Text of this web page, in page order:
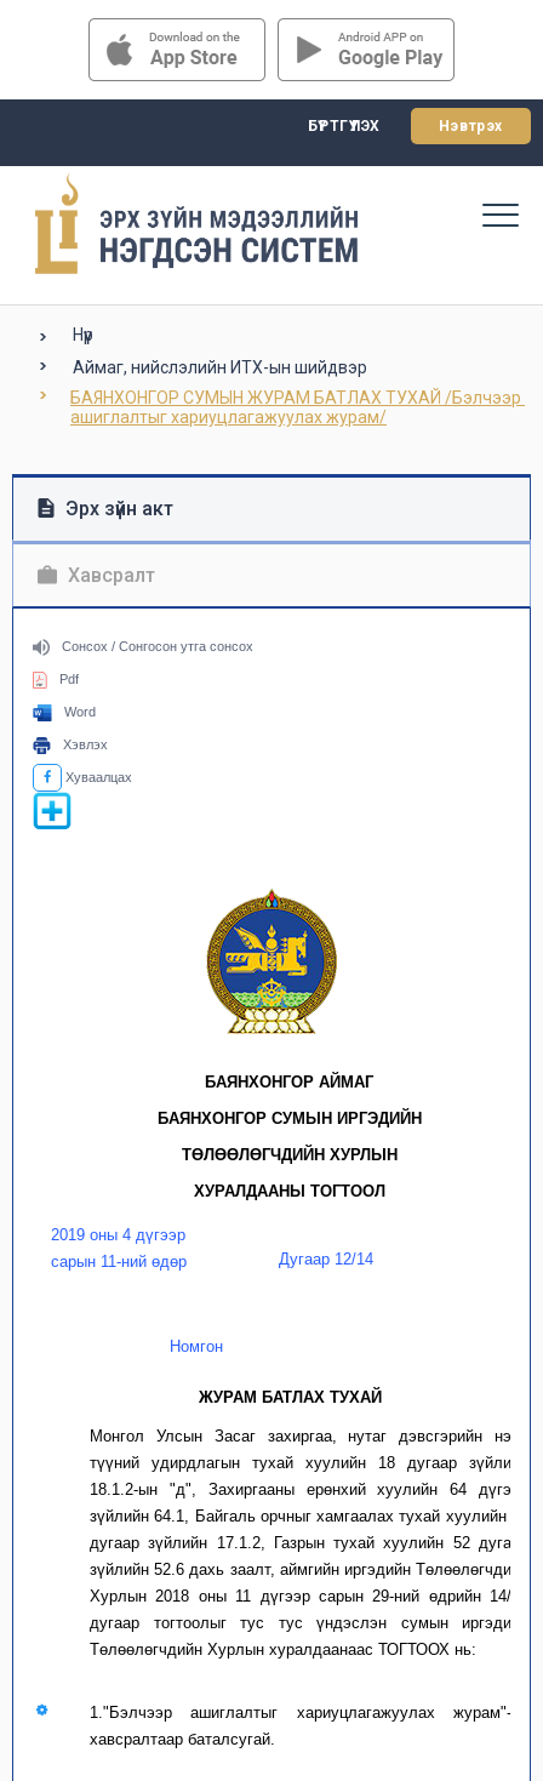
БҮРТГҮҮЛЭХ Нэвтрэх
Нүүр
Аймаг, нийслэлийн ИТХ-ын шийдвэр
БАЯНХОНГОР СУМЫН ЖУРАМ БАТЛАХ ТУХАЙ /Бэлчээр
ашиглалтыг хариуцлагажуулах журам/
Эрх зүйн акт
Хавсралт
Сонсох / Сонгосон утга сонсох
Pdf
Word
Хэвлэх
Хуваалцах
БАЯНХОНГОР АЙМАГ
БАЯНХОНГОР СУМЫН ИРГЭДИЙН
ТӨЛӨӨЛӨГЧДИЙН ХУРЛЫН
ХУРАЛДААНЫ ТОГТООЛ
2019 оны 4 дүгээр
сарын 11-ний өдөр
Дугаар 12/14
Номгон
ЖУРАМ БАТЛАХ ТУХАЙ
Монгол Улсын Засаг захиргаа, нутаг дэвсгэрийн нэгж
түүний удирдлагын тухай хуулийн 18 дугаар зүйлийн
18.1.2-ын "д", Захиргааны ерөнхий хуулийн 64 дүгээр
зүйлийн 64.1, Байгаль орчныг хамгаалах тухай хуулийн 17
дугаар зүйлийн 17.1.2, Газрын тухай хуулийн 52 дугаар
зүйлийн 52.6 дахь заалт, аймгийн иргэдийн Төлөөлөгчдийн
Хурлын 2018 оны 11 дүгээр сарын 29-ний өдрийн 14/07
дугаар тогтоолыг тус тус үндэслэн сумын иргэдийн
Төлөөлөгчдийн Хурлын хуралдаанаас ТОГТООХ нь:
1."Бэлчээр ашиглалтыг хариуцлагажуулах журам"-ыг
хавсралтаар баталсугай.